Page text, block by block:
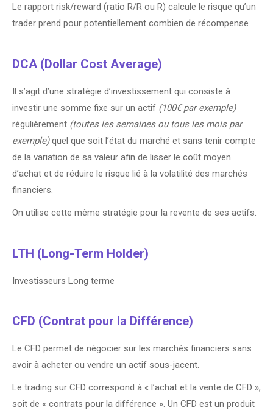
Le rapport risk/reward (ratio R/R ou R) calcule le risque qu’un
trader prend pour potentiellement combien de récompense
DCA (Dollar Cost Average)
Il s’agit d’une stratégie d’investissement qui consiste à
investir une somme fixe sur un actif (100€ par exemple)
régulièrement (toutes les semaines ou tous les mois par
exemple)quel que soit l’état du marché et sans tenir compte
de la variation de sa valeur afin de lisser le coût moyen
d’achat et de réduire le risque lié à la volatilité des marchés
financiers.
On utilise cette même stratégie pour la revente de ses actifs.
LTH (Long-Term Holder)
Investisseurs Long terme
CFD (Contrat pour la Différence)
Le CFD permet de négocier sur les marchés financiers sans
avoir à acheter ou vendre un actif sous-jacent.
Le trading sur CFD correspond à « l’achat et la vente de CFD »,
soit de « contrats pour la différence ». Un CFD est un produit